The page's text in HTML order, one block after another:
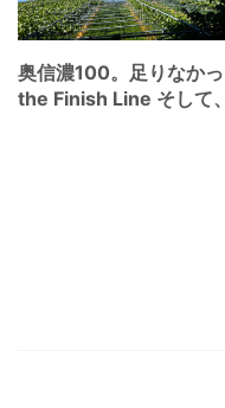
奥信濃100。足りなか
the Finish Line そして